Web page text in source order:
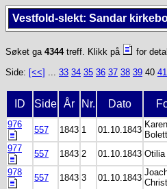
Vestfold-slekt: Sandar
Søket ga 4344treff. Klikk på
for
Side: [<<] ... 33 34 35 36 37 38 39 40 41
ID Side År Nr. Dato
976
557 1843 1 01.10.1843
977
557 1843 2 01.10.1843 Otilia
978
557 1843 3 01.10.1843